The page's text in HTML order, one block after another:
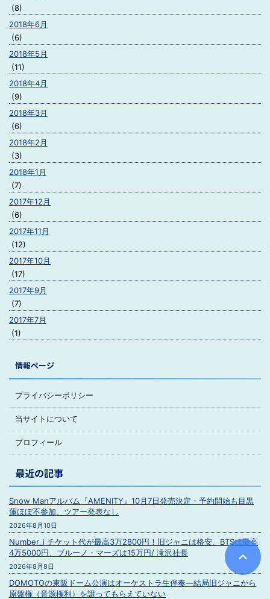
(8)
2018年6月
(6)
2018年5月
(11)
2018年4月
(9)
2018年3月
(6)
2018年2月
(3)
2018年1月
(7)
2017年12月
(6)
2017年11月
(12)
2017年10月
(17)
2017年9月
(7)
2017年7月
(1)
情報ページ
プライバシーポリシー
当サイトについて
プロフィール
最近の記事
Snow Manアルバム『AMENITY』10月7日発売決定・予約開始も目黒
蓮ほぼ不参加、ツアー発表なし
2026年8月10日
Number_i チケット代が最高3万2800円！旧ジャニは格安、BTSは最高
4万5000円、ブルーノ・マーズは15万円/ 滝沢社長
2026年8月8日
DOMOTOの東阪ドーム公演はオーケストラ生伴奏―結局旧ジャニから
原盤権（音源権利）を譲ってもらえていない